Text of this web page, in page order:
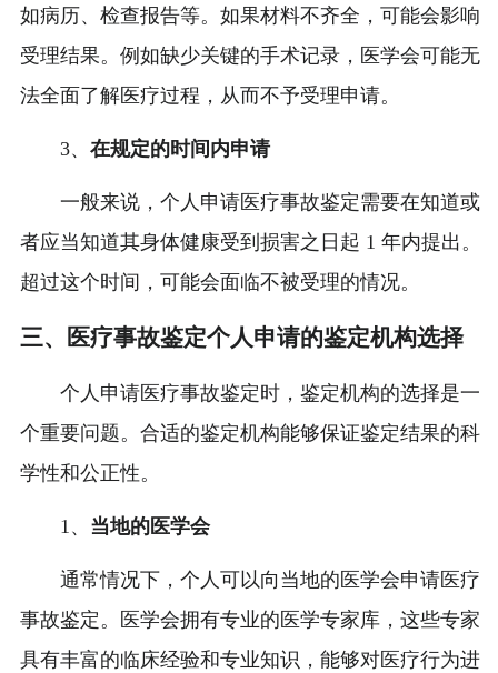
如病历、检查报告等。如果材料不齐全，可能会影响
受理结果。例如缺少关键的手术记录，医学会可能无
法全面了解医疗过程，从而不予受理申请。
3、 在规定的时间内申请
一般来说，个人申请医疗事故鉴定需要在知道或
者应当知道其身体健康受到损害之日起 1 年内提出。
超过这个时间，可能会面临不被受理的情况。
三、医疗事故鉴定个人申请的鉴定机构选择
个人申请医疗事故鉴定时，鉴定机构的选择是一
个重要问题。合适的鉴定机构能够保证鉴定结果的科
学性和公正性。
1、 当地的医学会
通常情况下，个人可以向当地的医学会申请医疗
事故鉴定。医学会拥有专业的医学专家库，这些专家
具有丰富的临床经验和专业知识，能够对医疗行为进